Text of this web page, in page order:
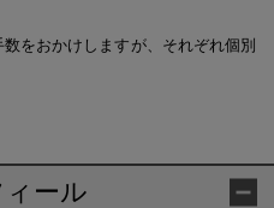
をおかけしますが、それぞれ個別
ール